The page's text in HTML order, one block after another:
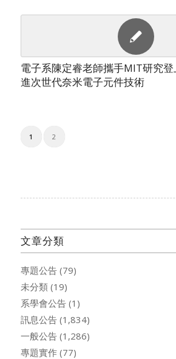
電子系陳定睿老師攜手MIT研究
進次世代奈米電子元件技術
1 2
文章分類
專題公告(79)
未分類(19)
系學會公告(1)
訊息公告(1,834)
一般公告(1,286)
專題實作(77)